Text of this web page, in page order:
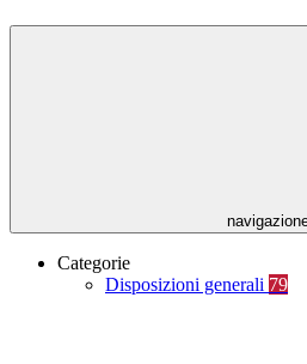
Categorie
Disposizioni generali 79